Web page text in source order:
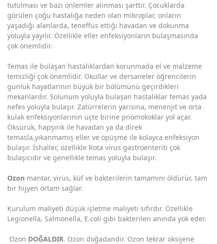
Kot Ağartma Ozon Jeneratörü
Tavuk Kesimhaneleri Ozon jeneratörü
Toprak ve Yeraltı Suyu İyileştirme Sistemleri
tutulması ve bazı önlemler alınması şarttır. Çocuklarda
görülen çoğu hastalığa neden olan mikroplar, onların
yaşadığı alanlarda, teneffüs ettiği havadan ve dokunma
yoluyla yayılır. Özellikle eller enfeksiyonların bulaşmasında
çok önemlidir.
Temas ile bulaşan hastalıklardan korunmada el ve malzeme
temizliği çok önemlidir. Okullar ve dersaneler öğrencilerin
günlük hayatlarının büyük bir bölümünü geçirdikleri
mekanlardır. Solunum yoluyla bulaşan hastalıklar temas yada
nefes yoluyla bulaşır. Zatürrelerin yarısına, menenjit ve orta
kulak enfeksiyonlarının üçte birine pnömokoklar yol açar.
Öksürük, hapşırık ile havadan ya da direk
temasla,yıkanmamış eller ve öpüşme ile kolayca enfeksiyon
bulaşır. İshaller, özellikle Rota virus gastroenteriti çok
bulaşıcıdır ve genellikle temas yoluyla bulaşır.
Ozon mantar, virüs, küf ve bakterilerin tamamını öldürür, tam
bir hijyen ortam sağlar.
Kurulum maliyeti düşük işletme maliyeti sıfırdır. Özellikle
Legionella, Salmonella, E.coli gibi bakterileri anında yok eder.
Ozon DOĞALDIR. Ozon doğadandır. Ozon tekrar oksijene